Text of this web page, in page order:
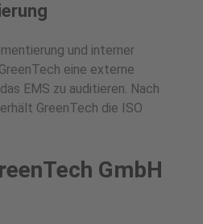
und interner
eine externe
EMS zu auditieren. Nach
GreenTech die ISO
GmbH